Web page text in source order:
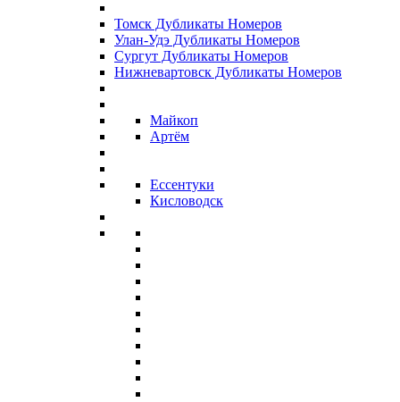
Томск Дубликаты Номеров
Улан-Удэ Дубликаты Номеров
Сургут Дубликаты Номеров
Нижневартовск Дубликаты Номеров
Майкоп
Артём
Ессентуки
Кисловодск